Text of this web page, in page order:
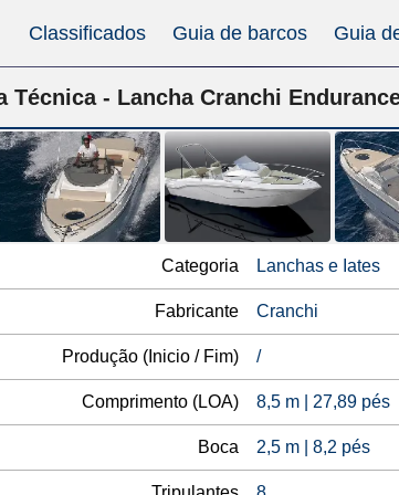
Classificados Guia de barcos Guia
Técnica - Lancha Cranchi
Categoria Lanchas e Iates
Fabricante Cranchi
Produção (Inicio / Fim) /
Comprimento (LOA) 8,5 m | 27,89 pés
Boca 2,5 m | 8,2 pés